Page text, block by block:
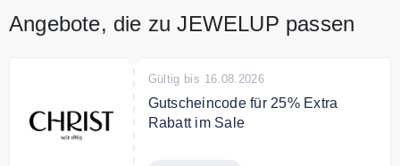
Angebote, die zu JEWELUP passen
Gültig bis 16.08.2026
Gutscheincode für 25% Extra
Rabatt im Sale